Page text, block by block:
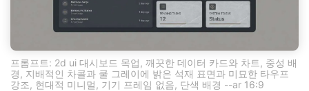
프롬프트: 2d ui 대시보드 목업, 깨끗한 데이터 카드와 차트, 중성 배
경, 지배적인 차콜과 쿨 그레이에 밝은 석재 표면과 미묘한 타우프
강조, 현대적 미니멀, 기기 프레임 없음, 단색 배경 --ar 16:9